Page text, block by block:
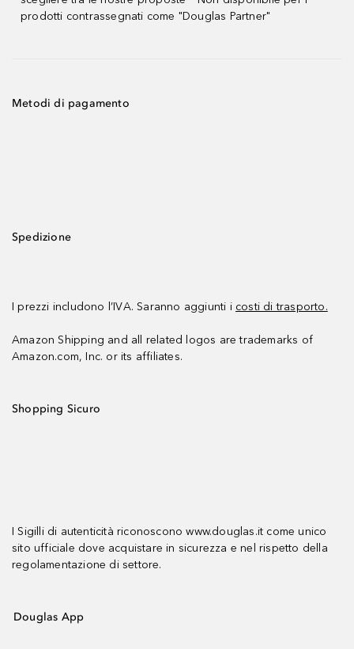
prodotti contrassegnati come "Douglas Partner"
Metodi di pagamento
Spedizione
I prezzi includono l’IVA. Saranno aggiunti i costi di trasporto.
Amazon Shipping and all related logos are trademarks of
Amazon.com, Inc. or its affiliates.
Shopping Sicuro
I Sigilli di autenticità riconoscono www.douglas.it come unico
sito ufficiale dove acquistare in sicurezza e nel rispetto della
regolamentazione di settore.
Douglas App